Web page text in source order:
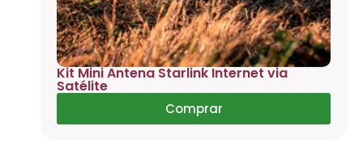
Kit Mini Antena Starlink Internet via
Satélite
Comprar